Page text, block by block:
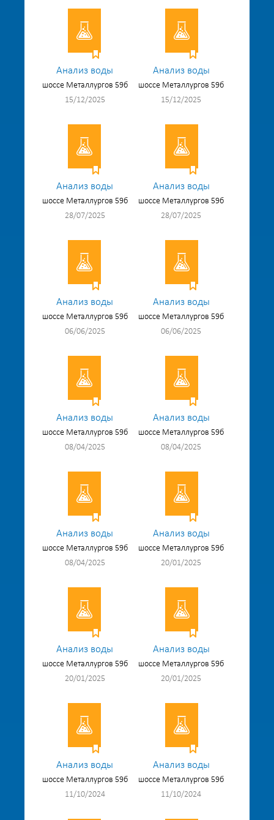
Анализ воды
шоссе Металлургов 59б
15/12/2025
Анализ воды
шоссе Металлургов 59б
15/12/2025
Анализ воды
шоссе Металлургов 59б
28/07/2025
Анализ воды
шоссе Металлургов 59б
28/07/2025
Анализ воды
шоссе Металлургов 59б
06/06/2025
Анализ воды
шоссе Металлургов 59б
06/06/2025
Анализ воды
шоссе Металлургов 59б
08/04/2025
Анализ воды
шоссе Металлургов 59б
08/04/2025
Анализ воды
шоссе Металлургов 59б
08/04/2025
Анализ воды
шоссе Металлургов 59б
20/01/2025
Анализ воды
шоссе Металлургов 59б
20/01/2025
Анализ воды
шоссе Металлургов 59б
20/01/2025
Анализ воды
шоссе Металлургов 59б
11/10/2024
Анализ воды
шоссе Металлургов 59б
11/10/2024